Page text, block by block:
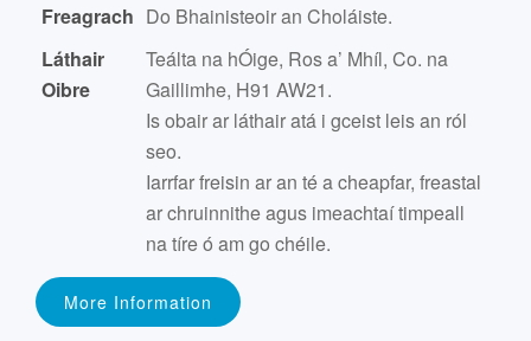
Freagrach Do Bhainisteoir an Choláiste.
Láthair
Oibre
Teálta na hÓige, Ros a’ Mhíl, Co. na
Gaillimhe, H91 AW21.
Is obair ar láthair atá i gceist leis an ról
seo.
Iarrfar freisin ar an té a cheapfar, freastal
ar chruinnithe agus imeachtaí timpeall
na tíre ó am go chéile.
More Information